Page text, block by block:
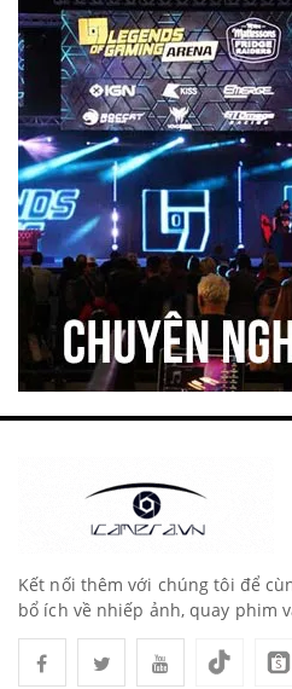
Kết nối thêm với chúng tôi để
bổ ích về nhiếp ảnh, quay phim